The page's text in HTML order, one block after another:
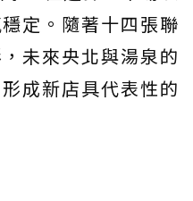
定。隨著十四張聯
未來央北與湯泉的
成新店具代表性的